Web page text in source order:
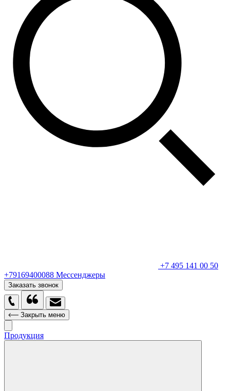
+7 495 141 00 50
+79169400088 Мессенджеры
Заказать звонок
Закрыть меню
Продукция